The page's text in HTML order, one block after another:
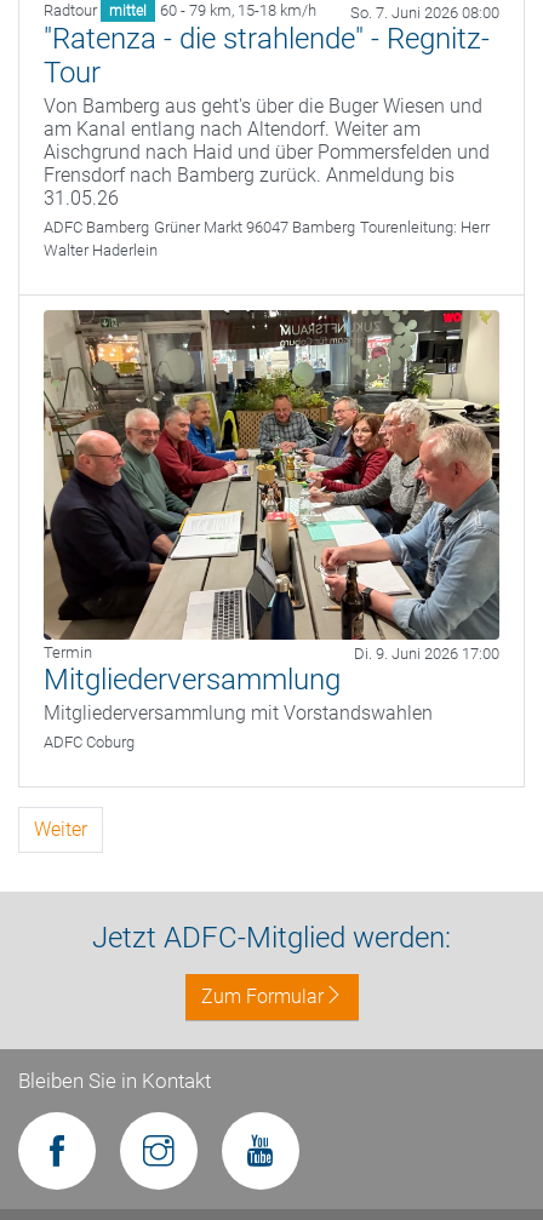
Radtour mittel 60 - 79 km, 15-18 km/h So. 7. Juni 2026 08:00
"Ratenza - die strahlende" - Regnitz-
Tour
Von Bamberg aus geht's über die Buger Wiesen und
am Kanal entlang nach Altendorf. Weiter am
Aischgrund nach Haid und über Pommersfelden und
Frensdorf nach Bamberg zurück. Anmeldung bis
31.05.26
ADFC Bamberg Grüner Markt 96047 Bamberg Tourenleitung: Herr
Walter Haderlein
Termin Di. 9. Juni 2026 17:00
Mitgliederversammlung
Mitgliederversammlung mit Vorstandswahlen
ADFC Coburg
Weiter
Jetzt ADFC-Mitglied werden:
Zum Formular
Bleiben Sie in Kontakt